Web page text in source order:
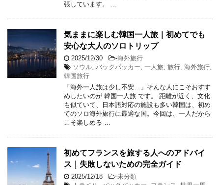
張しています。 …
気ままに楽しむ韓国一人旅｜初めてでも
安心な大人のソロトリップ
2025/12/30 -海外旅行
ソウル, バックパッカー, 一人旅, 旅行, 海外旅行,
韓国旅行
「海外一人旅は少し不安…」そんな人にこそおすす
めしたいのが 韓国一人旅 です。 距離が近く、文化
も似ていて、日本語対応の施設も多い韓国は、初め
てのソロ海外旅行に最適な国。今回は、一人だから
こそ楽しめる …
初めてフランスを旅する人へのアドバイ
ス｜失敗しないための完全ガイド
2025/12/18 -未分類